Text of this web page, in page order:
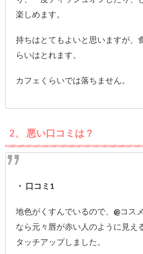
楽しめます。
持ちはとてもよいと思いますが、
らいはとれます。
カフェくらいでは落ちません。
2、 悪い口コミは？
・ 口コミ1
地色がくすんでいるので、@コス
なら元々唇が赤い人のように見え
タッチアップしました。